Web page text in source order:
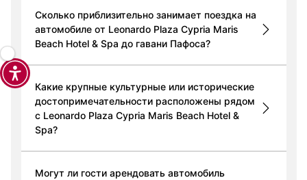
Сколько приблизительно занимает поездка на
автомобиле от Leonardo Plaza Cypria Maris
Beach Hotel & Spa до гавани Пафоса?
Какие крупные культурные или исторические
достопримечательности расположены рядом
с Leonardo Plaza Cypria Maris Beach Hotel &
Spa?
Могут ли гости арендовать автомобиль